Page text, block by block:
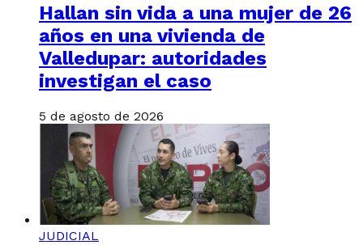
Hallan sin vida a una mujer de 26
años en una vivienda de
Valledupar: autoridades
investigan el caso
5 de agosto de 2026
JUDICIAL